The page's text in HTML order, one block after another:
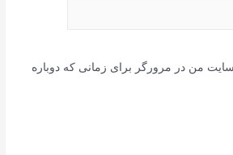
من در مرورگر برای زمانی که دوباره